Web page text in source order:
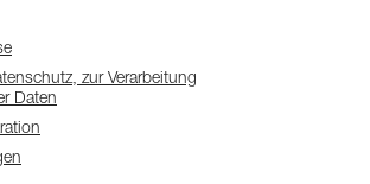
zur Verarbeitung
Daten